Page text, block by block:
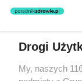
rozpowszechniany
Drogi
My, naszych